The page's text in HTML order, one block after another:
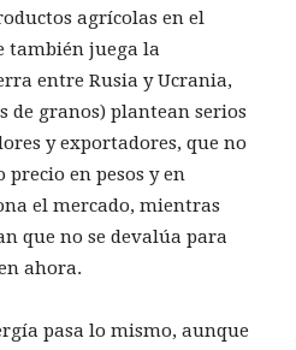
agrícolas en el
también juega la
entre Rusia y Ucrania,
de granos) plantean serios
y exportadores, que no
en pesos y en
el mercado, mientras
que no se devalúa para
ahora.
pasa lo mismo, aunque